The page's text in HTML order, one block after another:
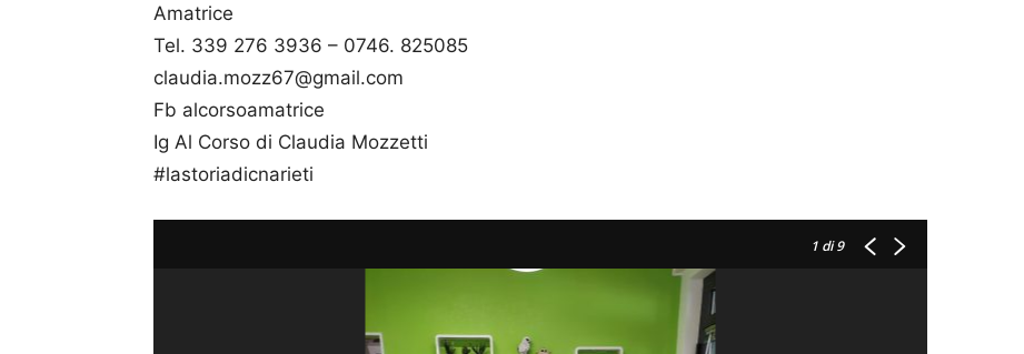
Amatrice
Tel. 339 276 3936 – 0746. 825085
claudia.mozz67@gmail.com
Fb alcorsoamatrice
Ig Al Corso di Claudia Mozzetti
#lastoriadicnarieti
1 di 9